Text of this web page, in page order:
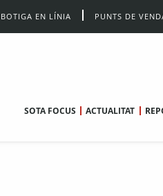
BOTIGA EN LÍNIA PUNTS DE
SOTA FOCUS ACTUALITAT